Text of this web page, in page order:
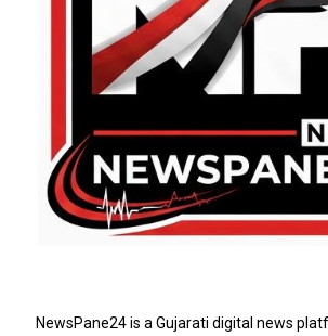
NewsPane24 is a Gujarati digital news